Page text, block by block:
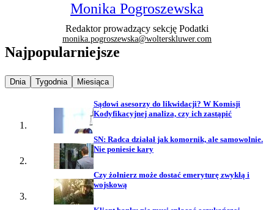
Monika Pogroszewska
Redaktor prowadzący sekcję Podatki
monika.pogroszewska@wolterskluwer.com
Najpopularniejsze
Najpopularniejsze wiadomości z
Dnia Najpopularniejsze wiadomości z
Tygodnia Najpopularniejsze wiadomości z
Miesiąca
Sądowi asesorzy do likwidacji? W Komisji
Kodyfikacyjnej analiza, czy ich zastąpić
SN: Radca działał jak komornik, ale samowolnie.
Nie poniesie kary
Czy żołnierz może dostać emeryturę zwykłą i
wojskową